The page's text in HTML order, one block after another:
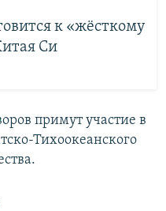
к «жёсткому
Си
примут участие в
Тихоокеанского